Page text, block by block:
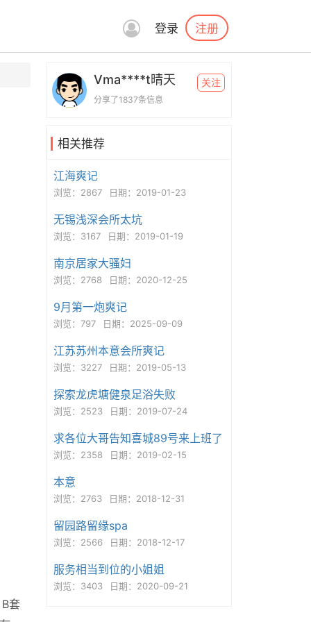
登录 注册
套
Vma****t晴天
分享了1837条信息
关注
相关推荐
江海爽记
浏览：2867 日期：2019-01-23
无锡浅深会所太坑
浏览：3167 日期：2019-01-19
南京居家大骚妇
浏览：2768 日期：2020-12-25
9月第一炮爽记
浏览：797 日期：2025-09-09
江苏苏州本意会所爽记
浏览：3227 日期：2019-05-13
探索龙虎塘健泉足浴失败
浏览：2523 日期：2019-07-24
求各位大哥告知喜城89号来上班了
浏览：2358 日期：2019-02-15
本意
浏览：2763 日期：2018-12-31
留园路留缘spa
浏览：2566 日期：2018-12-17
服务相当到位的小姐姐
浏览：3403 日期：2020-09-21